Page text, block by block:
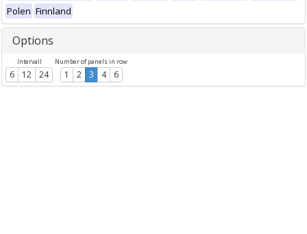
Polen Finnland
Options
Intervall
6 12 24
Number of panels in row
1 2 3 4 6